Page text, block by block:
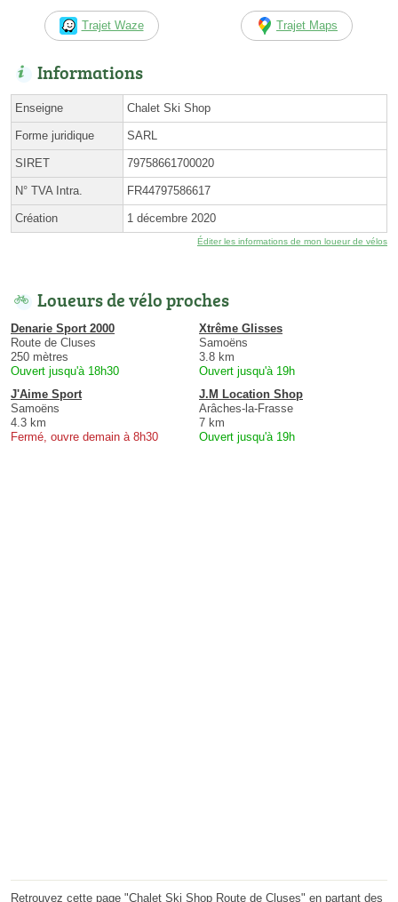
Trajet Waze Trajet Maps
Informations
Enseigne Chalet Ski Shop
Forme juridique SARL
SIRET 79758661700020
N° TVA Intra. FR44797586617
Création 1 décembre 2020
Éditer les informations de mon loueur de vélos
Loueurs de vélo proches
Denarie Sport 2000
Route de Cluses
250 mètres
Ouvert jusqu'à 18h30
Xtrême Glisses
Samoëns
3.8 km
Ouvert jusqu'à 19h
J'Aime Sport
Samoëns
4.3 km
Fermé, ouvre demain à 8h30
J.M Location Shop
Arâches-la-Frasse
7 km
Ouvert jusqu'à 19h
Retrouvez cette page "Chalet Ski Shop Route de Cluses" en partant des